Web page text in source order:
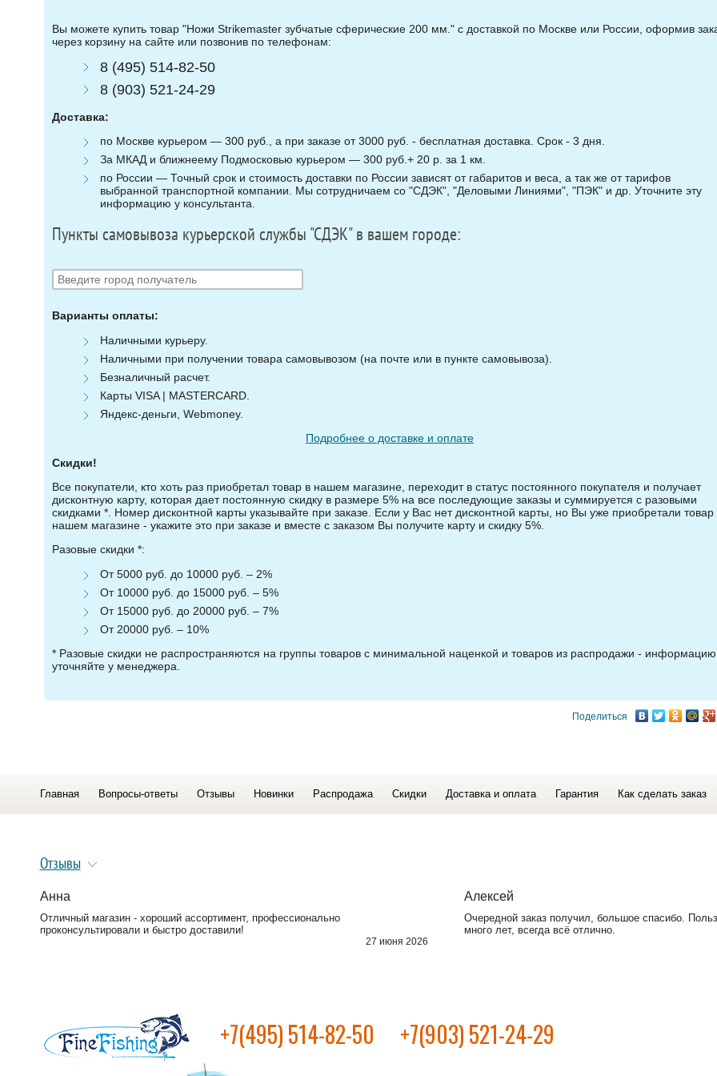
Вы можете купить товар "Ножи Strikemaster зубчатые сферические 200 мм." с доставкой по Москве или России, оформив
через корзину на сайте или позвонив по телефонам:
8 (495) 514-82-50
8 (903) 521-24-29
Доставка:
по Москве курьером — 300 руб., а при заказе от 3000 руб. - бесплатная доставка. Срок - 3 дня.
За МКАД и ближнеему Подмосковью курьером — 300 руб.+ 20 р. за 1 км.
по России — Точный срок и стоимость доставки по России зависят от габаритов и веса, а так же от тарифов
выбранной транспортной компании. Мы сотрудничаем со "СДЭК", "Деловыми Линиями", "ПЭК" и др. Уточните эту
информацию у консультанта.
Пункты самовывоза курьерской службы "СДЭК" в вашем городе:
Варианты оплаты:
Наличными курьеру.
Наличными при получении товара самовывозом (на почте или в пункте самовывоза).
Безналичный расчет.
Карты VISA | MASTERCARD.
Яндекс-деньги, Webmoney.
Подробнее о доставке и оплате
Скидки!
Все покупатели, кто хоть раз приобретал товар в нашем магазине, переходит в статус постоянного покупателя и получает
дисконтную карту, которая дает постоянную скидку в размере 5% на все последующие заказы и суммируется с разовыми
скидками *. Номер дисконтной карты указывайте при заказе. Если у Вас нет дисконтной карты, но Вы уже приобретали товар
нашем магазине - укажите это при заказе и вместе с заказом Вы получите карту и скидку 5%.
Разовые скидки *:
От 5000 руб. до 10000 руб. – 2%
От 10000 руб. до 15000 руб. – 5%
От 15000 руб. до 20000 руб. – 7%
От 20000 руб. – 10%
* Разовые скидки не распространяются на группы товаров с минимальной наценкой и товаров из распродажи - информацию
уточняйте у менеджера.
Поделиться
Главная Вопросы-ответы Отзывы Новинки Распродажа Скидки Доставка и оплата Гарантия Как сделать заказ
Отзывы
Анна
Отличный магазин - хороший ассортимент, профессионально
проконсультировали и быстро доставили!
27 июня 2026
Алексей
Очередной заказ получил, большое спасибо.
много лет, всегда всё отлично.
+7(495) 514-82-50 +7(903) 521-24-29